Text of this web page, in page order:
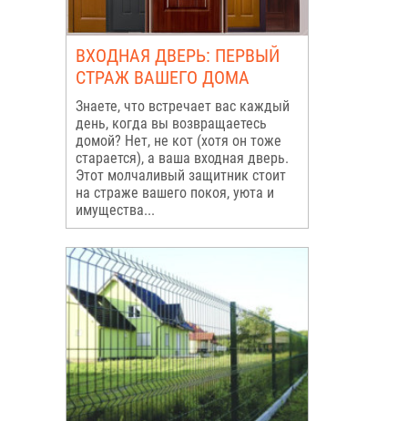
ВХОДНАЯ ДВЕРЬ: ПЕРВЫЙ
СТРАЖ ВАШЕГО ДОМА
Знаете, что встречает вас каждый
день, когда вы возвращаетесь
домой? Нет, не кот (хотя он тоже
старается), а ваша входная дверь.
Этот молчаливый защитник стоит
на страже вашего покоя, уюта и
имущества...